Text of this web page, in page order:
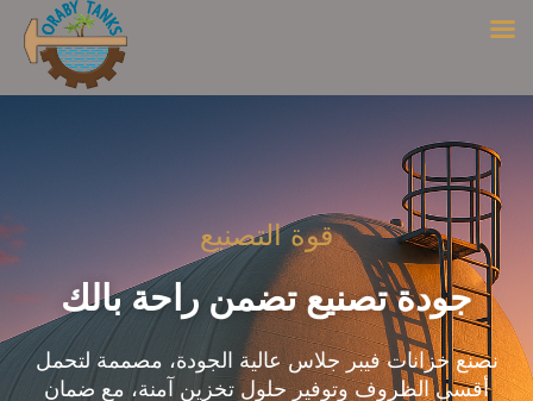
قوة التصنيع
جودة تصنيع تضمن راحة بالك
نصنع خزانات فيبر جلاس عالية الجودة، مصممة لتحمل
أقسى الظروف وتوفير حلول تخزين آمنة، مع ضمان